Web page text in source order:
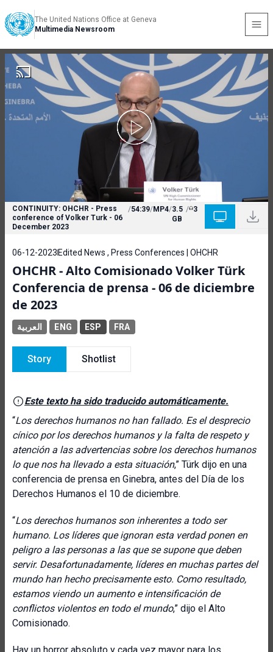
The United Nations Office at Geneva
Multimedia Newsroom
CONTINUITY: OHCHR - Press
conference of Volker Turk - 06
December 2023
/54:39/MP4/3.5
GB
/ 3
06-12-2023 Edited News , Press Conferences | OHCHR
OHCHR - Alto Comisionado Volker Türk
Conferencia de prensa - 06 de diciembre
de 2023
العربية ENG ESP FRA
Story Shotlist
Este texto ha sido traducido automáticamente.
“Los derechos humanos no han fallado. Es el desprecio
cínico por los derechos humanos y la falta de respeto y
atención a las advertencias sobre los derechos humanos
lo que nos ha llevado a esta situación,” Türk dijo en una
conferencia de prensa en Ginebra, antes del Día de los
Derechos Humanos el 10 de diciembre.
“Los derechos humanos son inherentes a todo ser
humano. Los líderes que ignoran esta verdad ponen en
peligro a las personas a las que se supone que deben
servir. Desafortunadamente, líderes en muchas partes del
mundo han hecho precisamente esto. Como resultado,
estamos viendo un aumento e intensificación de
conflictos violentos en todo el mundo,” dijo el Alto
Comisionado.